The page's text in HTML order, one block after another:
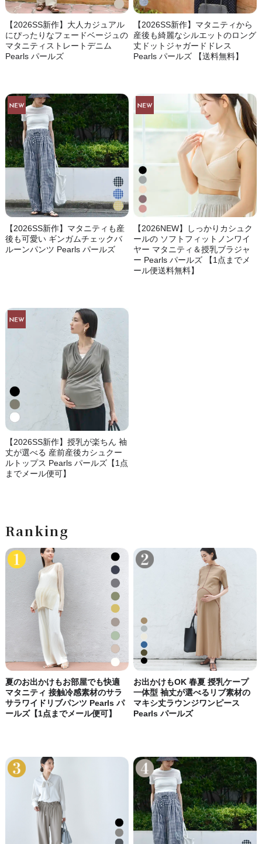
【2026SS新作】大人カジュアル
にぴったりなフェードベージュの
マタニティストレートデニム
Pearls パールズ
【2026SS新作】マタニティから
産後も綺麗なシルエットのロング
丈ドットジャガードドレス
Pearls パールズ 【送料無料】
【2026SS新作】マタニティも産
後も可愛い ギンガムチェックバ
ルーンパンツ Pearls パールズ
【2026NEW】しっかりカシュク
ールの ソフトフィットノンワイ
ヤー マタニティ＆授乳ブラジャ
ー Pearls パールズ 【1点までメ
ール便送料無料】
【2026SS新作】授乳が楽ちん 袖
丈が選べる 産前産後カシュクー
ルトップス Pearls パールズ【1点
までメール便可】
Ranking
夏のお出かけもお部屋でも快適
マタニティ 接触冷感素材のサラ
サラワイドリブパンツ Pearls パ
ールズ【1点までメール便可】
お出かけもOK 春夏 授乳ケープ
一体型 袖丈が選べるリブ素材の
マキシ丈ラウンジワンピース
Pearls パールズ